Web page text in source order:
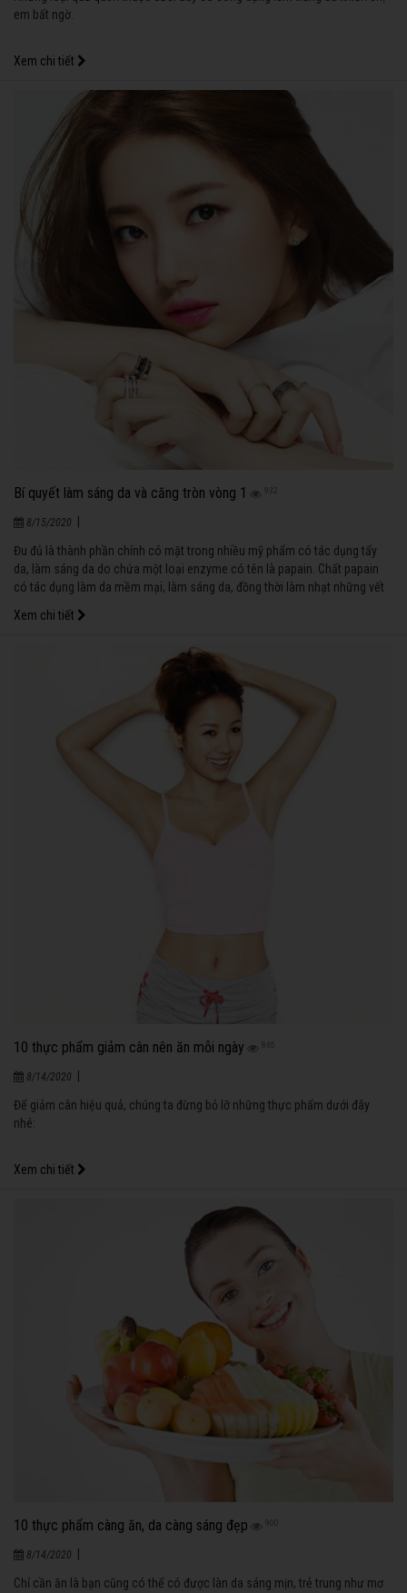
em bất ngờ.
Xem chi tiết
Bí quyết làm sáng da và căng tròn vòng 1 932
8/15/2020
Đu đủ là thành phần chính có mặt trong nhiều mỹ phẩm có tác dụng tẩy
da, làm sáng da do chứa một loại enzyme có tên là papain. Chất papain
có tác dụng làm da mềm mại, làm sáng da, đồng thời làm nhạt những vết
cũng có tác dụng loại bỏ da chết.
Xem chi tiết
10 thực phẩm giảm cân nên ăn mỗi ngày 865
8/14/2020
Để giảm cân hiệu quả, chúng ta đừng bỏ lỡ những thực phẩm dưới đây
nhé:
Xem chi tiết
10 thực phẩm càng ăn, da càng sáng đẹp 900
8/14/2020
Chỉ cần ăn là bạn cũng có thể có được làn da sáng mịn, trẻ trung như mơ